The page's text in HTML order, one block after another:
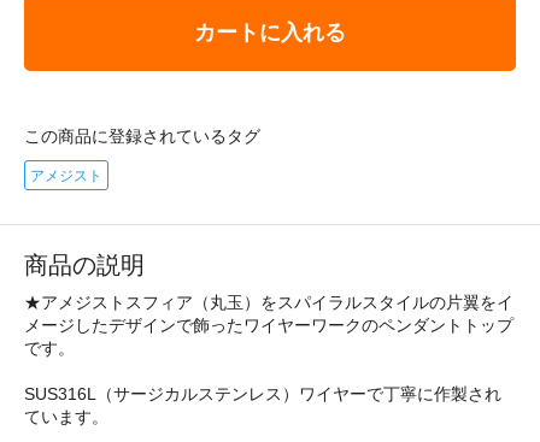
カートに入れる
この商品に登録されているタグ
アメジスト
商品の説明
★アメジストスフィア（丸玉）をスパイラルスタイルの片翼をイ
メージしたデザインで飾ったワイヤーワークのペンダントトップ
です。
SUS316L（サージカルステンレス）ワイヤーで丁寧に作製され
ています。